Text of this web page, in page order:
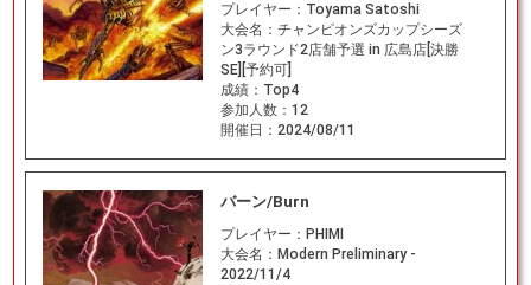
プレイヤー： Toyama Satoshi
大会名： チャンピオンズカップシーズ
ン3ラウンド2店舗予選 in 広島店[決勝
SE][予約可]
成績： Top4
参加人数： 12
開催日： 2024/08/11
バーン/Burn
プレイヤー： PHIMI
大会名： Modern Preliminary -
2022/11/4